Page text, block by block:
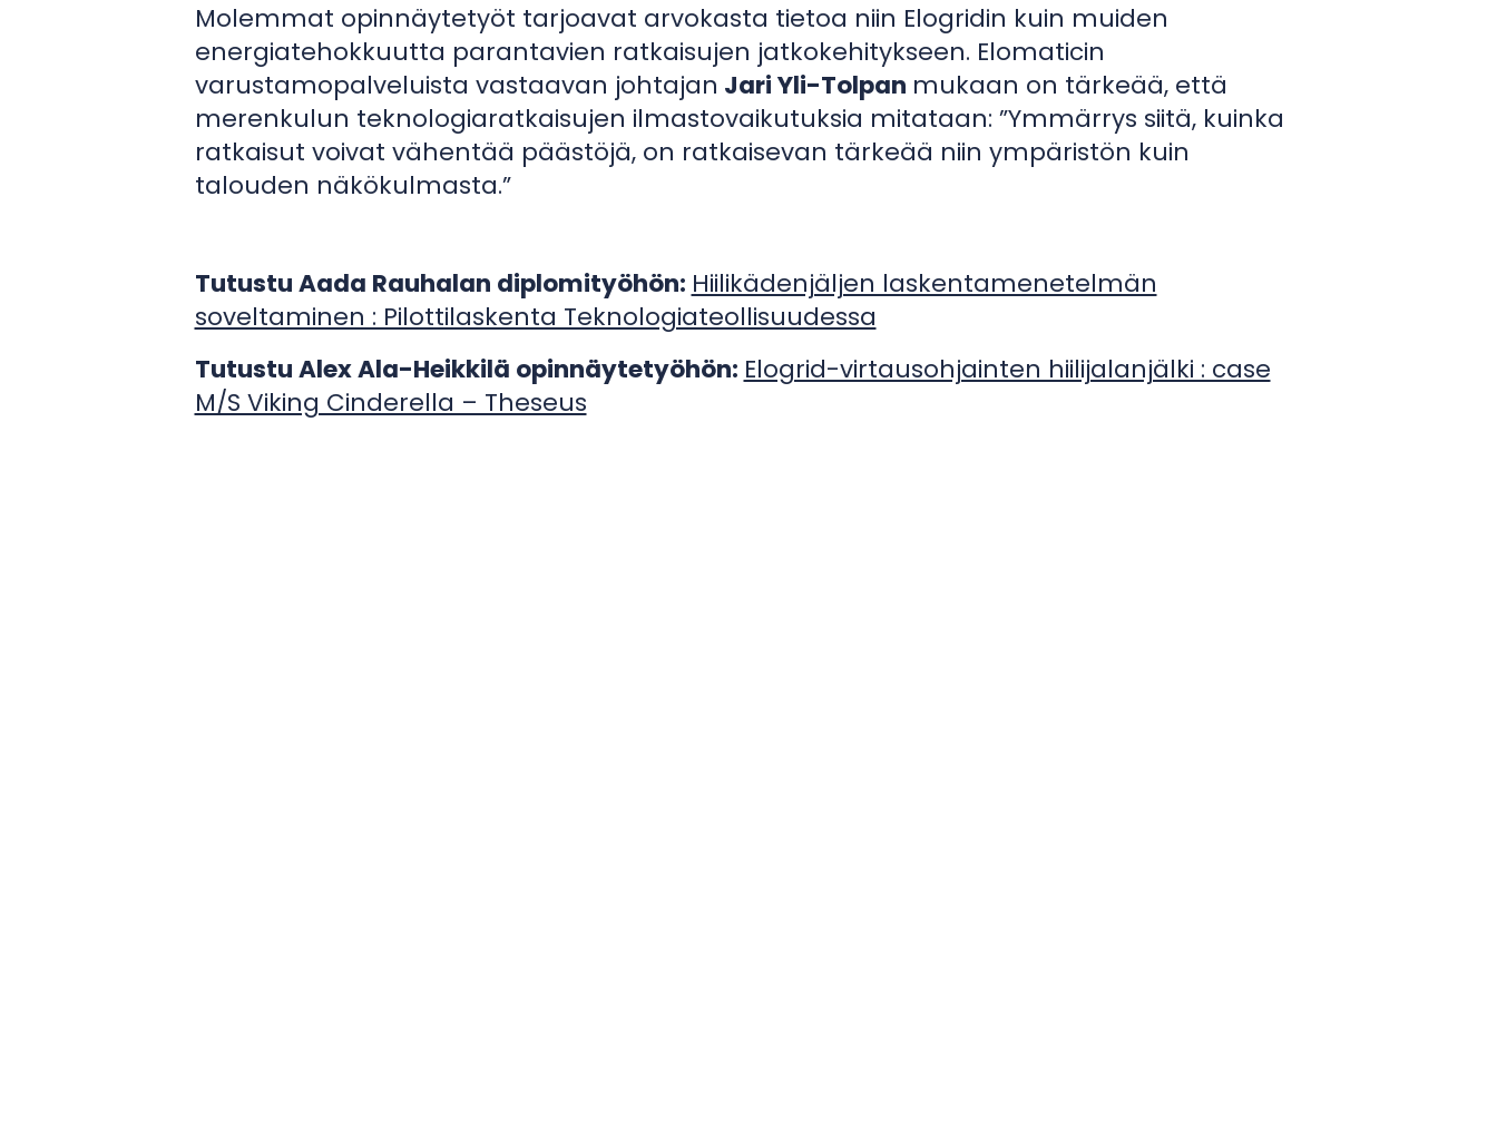
Molemmat opinnäytetyöt tarjoavat arvokasta tietoa niin Elogridin kuin muiden
energiatehokkuutta parantavien ratkaisujen jatkokehitykseen. Elomaticin
varustamopalveluista vastaavan johtajan Jari Yli-Tolpan mukaan on tärkeää, että
merenkulun teknologiaratkaisujen ilmastovaikutuksia mitataan: ”Ymmärrys siitä, kuinka
ratkaisut voivat vähentää päästöjä, on ratkaisevan tärkeää niin ympäristön kuin
talouden näkökulmasta.”
Tutustu Aada Rauhalan diplomityöhön: Hiilikädenjäljen laskentamenetelmän
soveltaminen : Pilottilaskenta Teknologiateollisuudessa
Tutustu Alex Ala-Heikkilä opinnäytetyöhön: Elogrid-virtausohjainten hiilijalanjälki : case
M/S Viking Cinderella – Theseus